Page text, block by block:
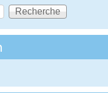
recherche